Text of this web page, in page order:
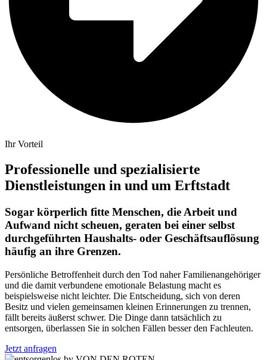
Ihr Vorteil
Professionelle und spezialisierte
Dienstleistungen in und um Erftstadt
Sogar körperlich fitte Menschen, die Arbeit und
Aufwand nicht scheuen, geraten bei einer selbst
durchgeführten Haushalts- oder Geschäftsauflösung
häufig an ihre Grenzen.
Persönliche Betroffenheit durch den Tod naher Familienangehöriger
und die damit verbundene emotionale Belastung macht es
beispielsweise nicht leichter. Die Entscheidung, sich von deren
Besitz und vielen gemeinsamen kleinen Erinnerungen zu trennen,
fällt bereits äußerst schwer. Die Dinge dann tatsächlich zu
entsorgen, überlassen Sie in solchen Fällen besser den Fachleuten.
Jetzt anfragen